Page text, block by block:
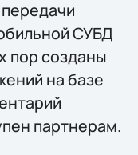
СУБД
пор созданы
на базе
партнерам.